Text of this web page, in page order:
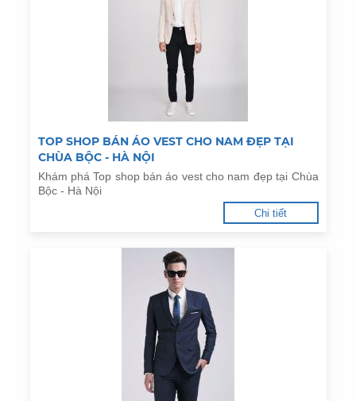
TOP SHOP BÁN ÁO VEST CHO NAM ĐẸP TẠI
CHÙA BỘC - HÀ NỘI
Khám phá Top shop bán áo vest cho nam đẹp tại Chùa
Bộc - Hà Nội
Chi tiết